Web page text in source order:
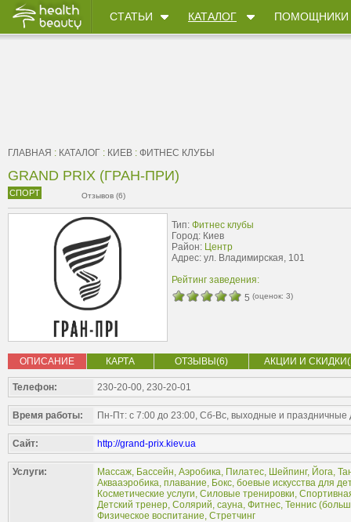
СТАТЬИ КАТАЛОГ ПОМОЩНИКИ
ГЛАВНАЯ : КАТАЛОГ : КИЕВ : ФИТНЕС КЛУБЫ
GRAND PRIX (ГРАН-ПРИ)
СПОРТ Отзывов (6)
Тип: Фитнес клубы
Город: Киев
Район: Центр
Адрес: ул. Владимирская, 101
Рейтинг заведения:
5 (оценок: 3)
ОПИСАНИЕ КАРТА ОТЗЫВЫ(6) АКЦИИ И
Телефон: 230-20-00, 230-20-01
Время работы: Пн-Пт: с 7:00 до 23:00, Сб-Вс, выходные и праздничные
Сайт: http://grand-prix.kiev.ua
Услуги: Массаж, Бассейн, Аэробика, Пилатес, Шейпинг, Йога,
Аквааэробика, плавание, Бокс, боевые искусства для
Косметические услуги, Силовые тренировки,
Детский тренер, Солярий, сауна, Фитнес, Теннис (
Физическое воспитание, Стретчинг